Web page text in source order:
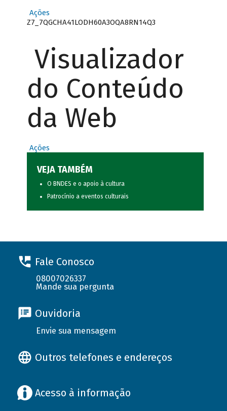
Ações
Z7_7QGCHA41LODH60A3OQA8RN14Q3
Visualizador
do Conteúdo
da Web
Ações
VEJA TAMBÉM
O BNDES e o apoio à cultura
Patrocínio a eventos culturais
Fale Conosco
08007026337
Mande sua pergunta
Ouvidoria
Envie sua mensagem
Outros telefones e endereços
Acesso à informação